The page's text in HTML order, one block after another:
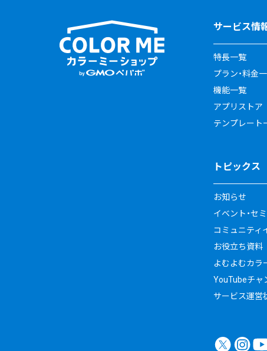
サービス情
特長一覧
プラン・料金
機能一覧
アプリストア
テンプレート
トピックス
お知らせ
イベント・セ
コミュニティ
お役立ち資料
よむよむカラ
YouTubeチャ
サービス運営